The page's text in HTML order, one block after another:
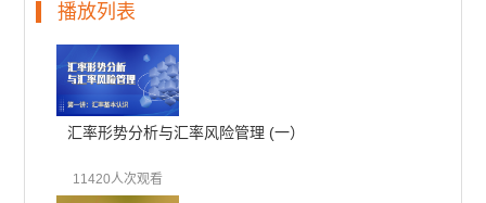
播放列表
汇率形势分析与汇率风险管理 (一）
11420人次观看